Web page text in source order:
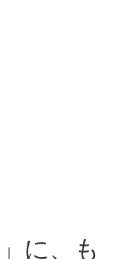
に、も